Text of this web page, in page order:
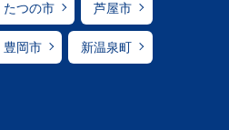
たつの市 芦屋市
豊岡市 新温泉町